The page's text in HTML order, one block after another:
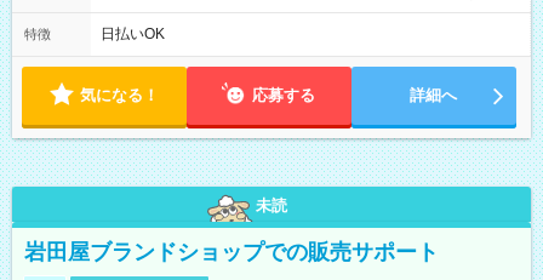
は固定休です／GW、お盆、年末年始等、長期休暇有り！） ・
ワンシフト！ ・残業ほぼナシ（0～5h/月）
特徴 日払いOK
気になる！ 応募する 詳細へ
未読
岩田屋ブランドショップでの販売サポート